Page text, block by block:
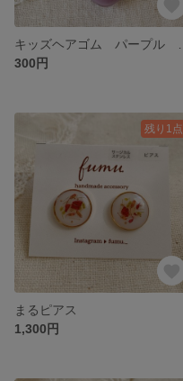
300円
残り1点
まるピアス
1,300円